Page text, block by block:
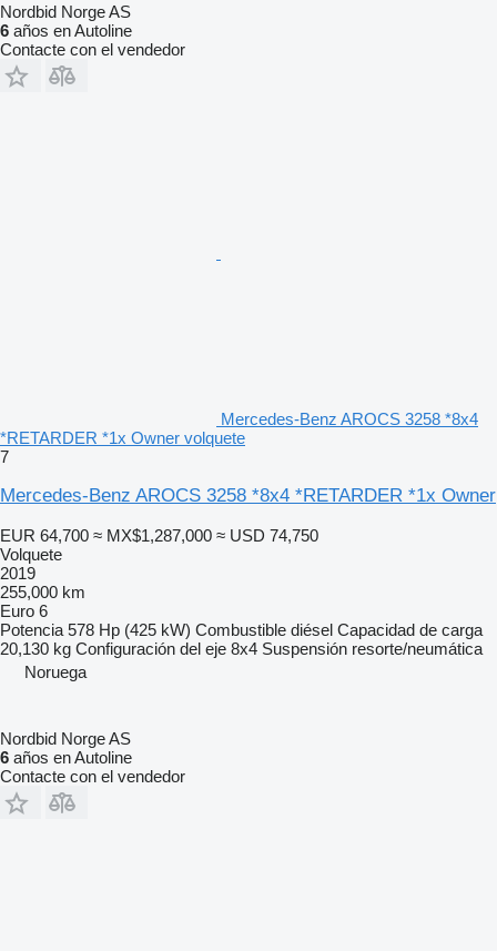
Nordbid Norge AS
6 años en Autoline
Contacte con el vendedor
Mercedes-Benz AROCS 3258 *8x4
*RETARDER *1x Owner volquete
7
Mercedes-Benz AROCS 3258 *8x4 *RETARDER *1x Owner
EUR 64,700 ≈ MX$1,287,000 ≈ USD 74,750
Volquete
2019
255,000 km
Euro 6
Potencia 578 Hp (425 kW) Combustible diésel Capacidad de carga
20,130 kg Configuración del eje 8x4 Suspensión resorte/neumática
Noruega
Nordbid Norge AS
6 años en Autoline
Contacte con el vendedor